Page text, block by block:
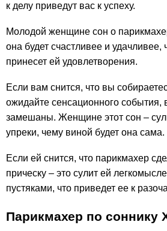
к делу приведут вас к успеху.
Молодой женщине сон о
она будет счастливее и удачливее,
принесет ей удовлетворения.
Если вам снится, что вы
ожидайте сенсационного события,
замешаны. Женщине этот сон –
упреки, чему виной будет она сама.
Если ей снится, что парикмахер
прическу – это сулит ей
пустяками, что приведет ее к
Парикмахер по соннику